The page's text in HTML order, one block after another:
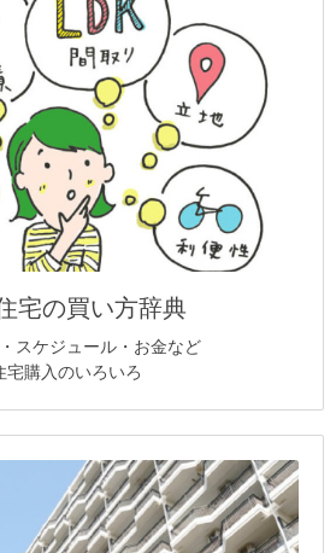
宅の買い方辞典
スケジュール・お金など
宅購入のいろいろ